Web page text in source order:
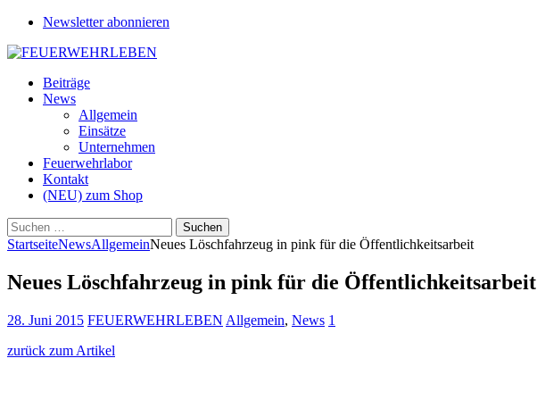
Newsletter abonnieren
Beiträge
News
Allgemein
Einsätze
Unternehmen
Feuerwehrlabor
Kontakt
(NEU) zum Shop
Suchen
nach:
StartseiteNewsAllgemeinNeues Löschfahrzeug in pink für die Öffentlichkeitsarbeit
Neues Löschfahrzeug in pink für die Öffentlichkeitsarbeit
28. Juni 2015 FEUERWEHRLEBEN Allgemein, News 1
zurück zum Artikel